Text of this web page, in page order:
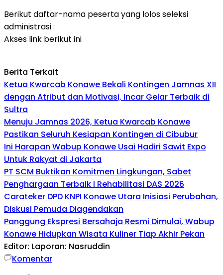
Berikut daftar-nama peserta yang lolos seleksi
administrasi :
Akses link berikut ini
Berita Terkait
Ketua Kwarcab Konawe Bekali Kontingen Jamnas XII
dengan Atribut dan Motivasi, Incar Gelar Terbaik di
Sultra
Menuju Jamnas 2026, Ketua Kwarcab Konawe
Pastikan Seluruh Kesiapan Kontingen di Cibubur
Ini Harapan Wabup Konawe Usai Hadiri Sawit Expo
Untuk Rakyat di Jakarta
PT SCM Buktikan Komitmen Lingkungan, Sabet
Penghargaan Terbaik I Rehabilitasi DAS 2026
Carateker DPD KNPI Konawe Utara Inisiasi Perubahan,
Diskusi Pemuda Diagendakan
Panggung Ekspresi Bersahaja Resmi Dimulai, Wabup
Konawe Hidupkan Wisata Kuliner Tiap Akhir Pekan
Editor: Laporan: Nasruddin
Komentar